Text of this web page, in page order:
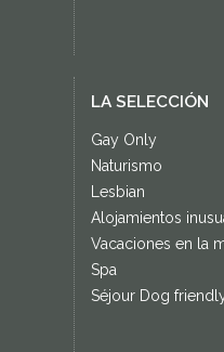
LA SELECCIÓN
Gay Only
Naturismo
Lesbian
Alojamientos
Vacaciones en la
Spa
Séjour Dog